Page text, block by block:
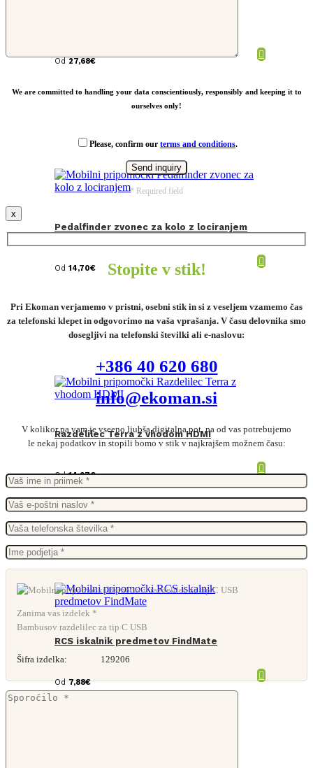
Od 27,68€
Pedalfinder zvonec za kolo z lociranjem
Od 14,70€
Razdelilec Terra z vhodom HDMI
Od14,97€
RCS iskalnik predmetov FindMate
Od7,88€
We are committed to handling your data conscientiously, responsibly and keeping it to
ourselves only!
Please, confirm our terms and conditions.
* Required field
x
Stopite v stik!
Pri Ekoman verjamemo v pristni, osebni stik in si z veseljem vzamemo čas
za telefonski klepet in odgovorimo na vaša vprašanja. V času delovnika smo
dosegljivi na telefonski številki ali e-naslovu:
+386 40 620 680
info@ekoman.si
V kolikor pa vam je vseeno ljubša digitalna pot, pa od vas potrebujemo
le nekaj podatkov in stopili bomo v stik v najkrajšem možnem času:
Zanima vas izdelek *
Bambusov razdelilec za tip C USB
Šifra izdelka: 129206